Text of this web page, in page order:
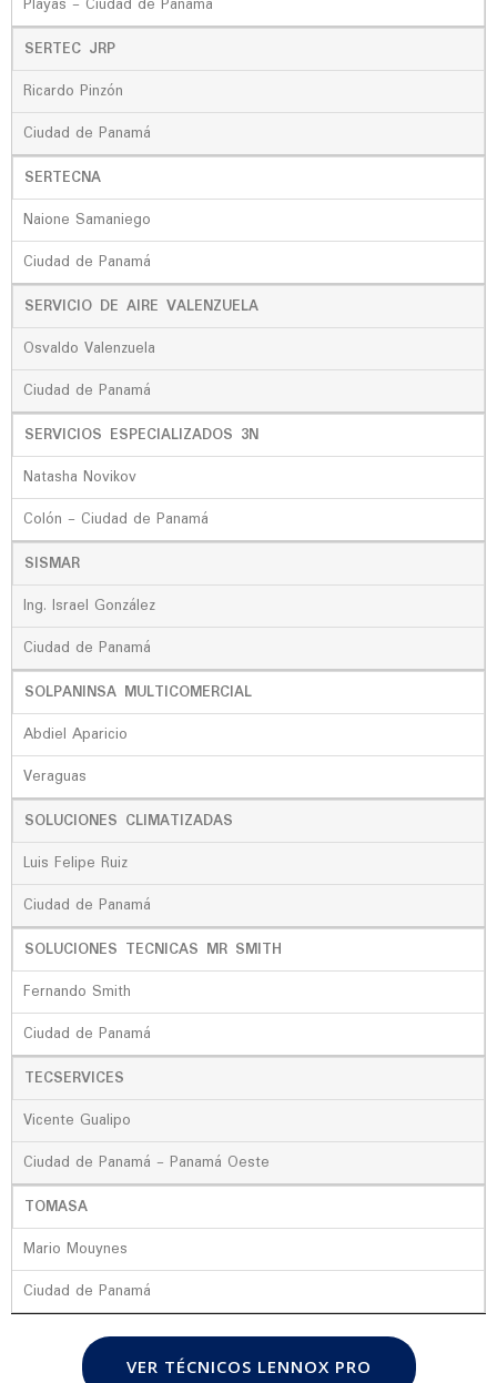
Playas - Ciudad de Panamá
SERTEC JRP
Ricardo Pinzón
Ciudad de Panamá
SERTECNA
Naione Samaniego
Ciudad de Panamá
SERVICIO DE AIRE VALENZUELA
Osvaldo Valenzuela
Ciudad de Panamá
SERVICIOS ESPECIALIZADOS 3N
Natasha Novikov
Colón - Ciudad de Panamá
SISMAR
Ing. Israel González
Ciudad de Panamá
SOLPANINSA MULTICOMERCIAL
Abdiel Aparicio
Veraguas
SOLUCIONES CLIMATIZADAS
Luis Felipe Ruiz
Ciudad de Panamá
SOLUCIONES TECNICAS MR SMITH
Fernando Smith
Ciudad de Panamá
TECSERVICES
Vicente Gualipo
Ciudad de Panamá - Panamá Oeste
TOMASA
Mario Mouynes
Ciudad de Panamá
VER TÉCNICOS LENNOX PRO